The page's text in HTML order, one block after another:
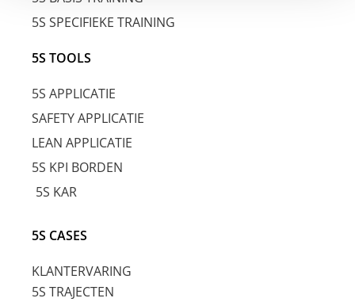
5S SPECIFIEKE TRAINING
5S TOOLS
5S APPLICATIE
SAFETY APPLICATIE
LEAN APPLICATIE
5S KPI BORDEN
5S KAR
5S CASES
KLANTERVARING
5S TRAJECTEN